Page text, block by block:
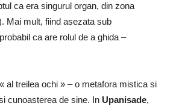
ca era singurul organ, din zona
Mai mult, fiind asezata sub
ca are rolul de a ghida –
al treilea ochi » – o metafora mistica si
cunoasterea de sine. In Upanisade,